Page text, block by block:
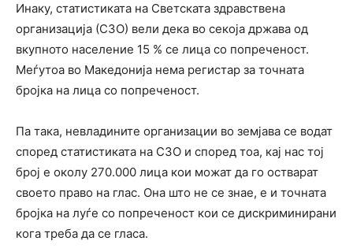
Инаку, статистиката на Светската здравствена
организација (СЗО) вели дека во секоја држава од
вкупното население 15 % се лица со попреченост.
Меѓутоа во Македонија нема регистар за точната
бројка на лица со попреченост.
Па така, невладините организации во земјава се водат
според статистиката на СЗО и според тоа, кај нас тој
број е околу 270.000 лица кои можат да го остварат
своето право на глас. Она што не се знае, е и точната
бројка на луѓе со попреченост кои се дискриминирани
кога треба да се гласа.